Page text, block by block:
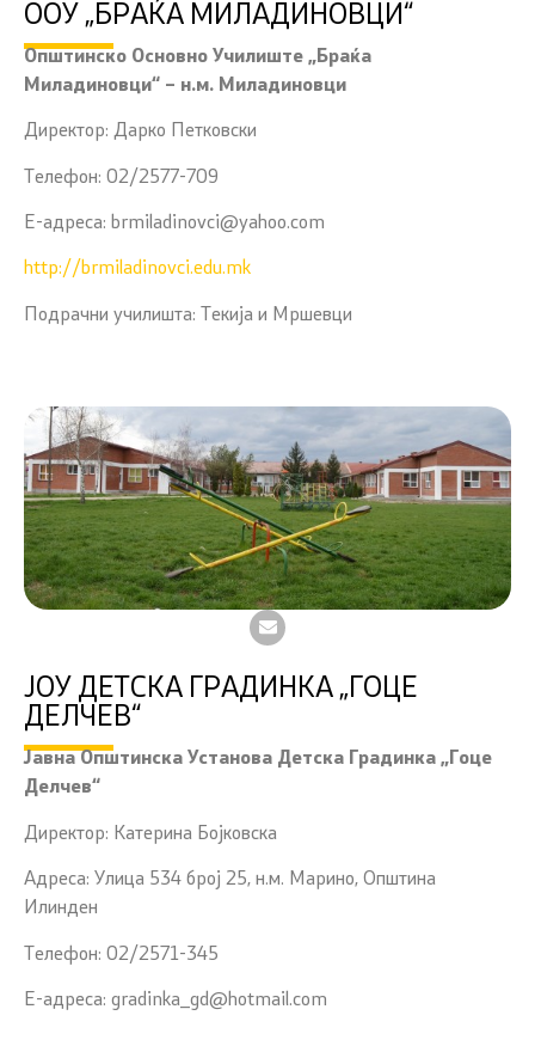
ООУ „БРАЌА МИЛАДИНОВЦИ“
Општинско Основно Училиште „Браќа
Миладиновци“ – н.м. Миладиновци
Директор: Дарко Петковски
Телефон: 02/2577-709
Е-адреса: brmiladinovci@yahoo.com
http://brmiladinovci.edu.mk
Подрачни училишта: Текија и Мршевци
ЈОУ ДЕТСКА ГРАДИНКА „ГОЦЕ
ДЕЛЧЕВ“
Јавна Општинска Установа Детска Градинка „Гоце
Делчев“
Директор: Катерина Бојковска
Адреса: Улица 534 број 25, н.м. Марино, Oпштина
Илинден
Tелефон: 02/2571-345
Е-адреса: gradinka_gd@hotmail.com